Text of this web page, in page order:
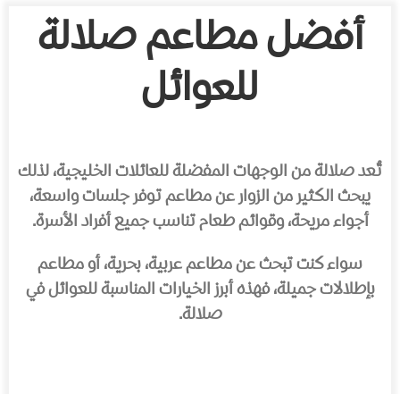
أفضل مطاعم صلالة
للعوائل
تُعد صلالة من الوجهات المفضلة للعائلات الخليجية، لذلك
يبحث الكثير من الزوار عن مطاعم توفر جلسات واسعة،
أجواء مريحة، وقوائم طعام تناسب جميع أفراد الأسرة.
سواء كنت تبحث عن مطاعم عربية، بحرية، أو مطاعم
بإطلالات جميلة، فهذه أبرز الخيارات المناسبة للعوائل في
صلالة.